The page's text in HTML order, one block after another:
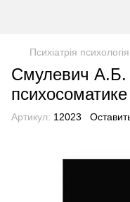
Психіатрія психологія
Смулевич А.Б.
психосоматике
Артикул: 12023